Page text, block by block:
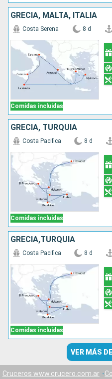
GRECIA, MALTA, ITALIA
Comidas incluidas
Costa Serena 8 d
GRECIA, TURQUÍA
Comidas incluidas
Costa Pacifica 8 d
GRECIA,TURQUÍA
Comidas incluidas
Costa Pacifica 8 d
VER MÁS
Cruceros www.crucero.com.ar